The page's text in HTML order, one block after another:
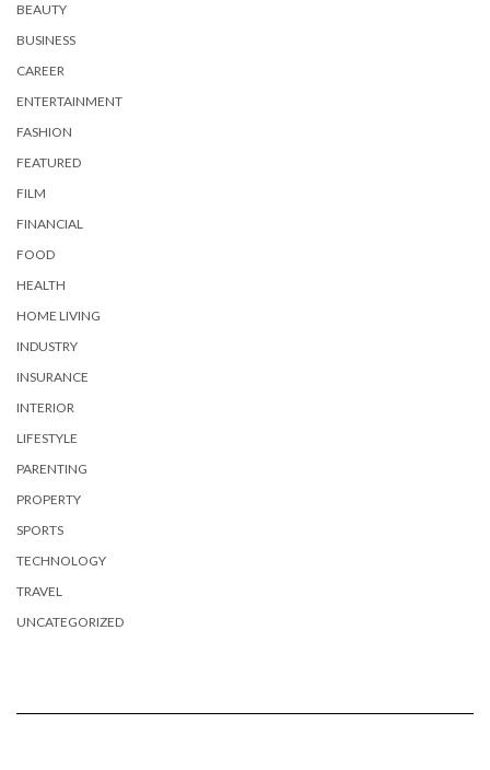
BEAUTY
BUSINESS
CAREER
ENTERTAINMENT
FASHION
FEATURED
FILM
FINANCIAL
FOOD
HEALTH
HOME LIVING
INDUSTRY
INSURANCE
INTERIOR
LIFESTYLE
PARENTING
PROPERTY
SPORTS
TECHNOLOGY
TRAVEL
UNCATEGORIZED